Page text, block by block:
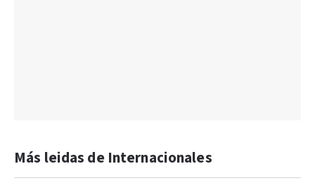
Más leidas de Internacionales